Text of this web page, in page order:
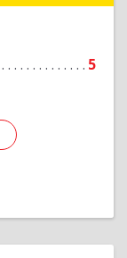
5
Подробнее